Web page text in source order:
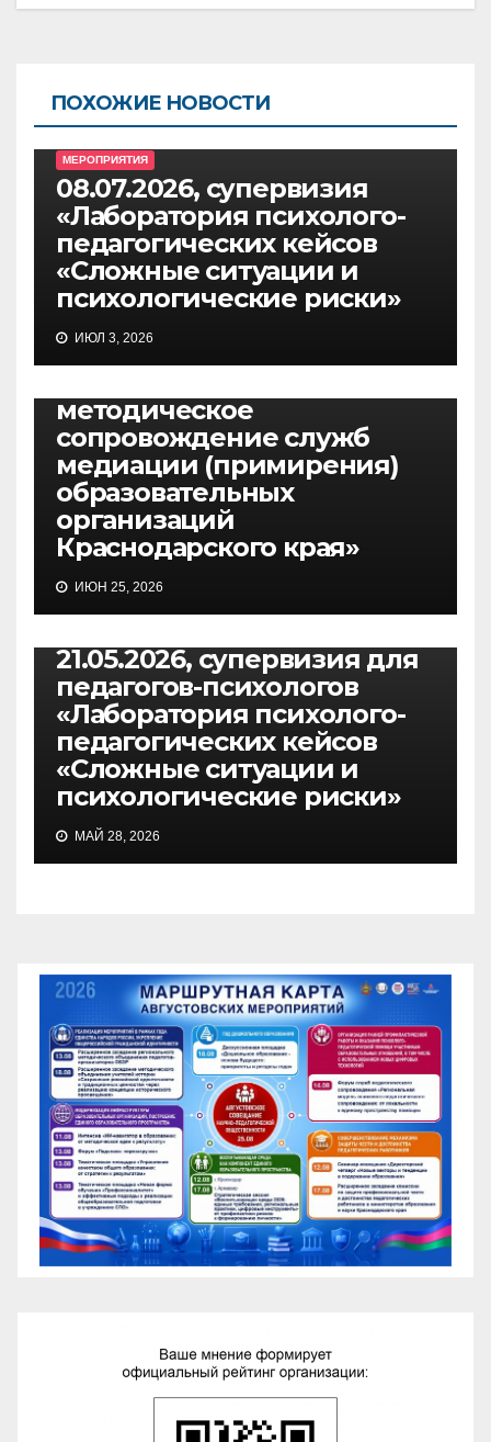
ПОХОЖИЕ НОВОСТИ
МЕРОПРИЯТИЯ
08.07.2026, супервизия
«Лаборатория психолого-
педагогических кейсов
«Сложные ситуации и
психологические риски»
ИЮЛ 3, 2026
30.06.2026, онлайн-школа
методическое
сопровождение служб
медиации (примирения)
образовательных
организаций
Краснодарского края»
ИЮН 25, 2026
21.05.2026, супервизия для
педагогов-психологов
«Лаборатория психолого-
педагогических кейсов
«Сложные ситуации и
психологические риски»
МАЙ 28, 2026